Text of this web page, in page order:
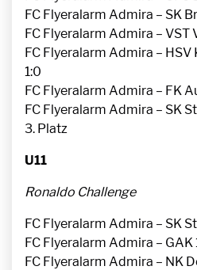
FC Flyeralarm Admira – SK
FC Flyeralarm Admira – VST
FC Flyeralarm Admira –
1:0
FC Flyeralarm Admira – FK
FC Flyeralarm Admira – SK
3. Platz
U11
Ronaldo Challenge
FC Flyeralarm Admira – SK
FC Flyeralarm Admira –
FC Flyeralarm Admira – NK